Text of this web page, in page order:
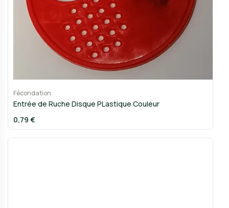
Fécondation
Entrée de Ruche Disque PLastique Couleur
0,79 €